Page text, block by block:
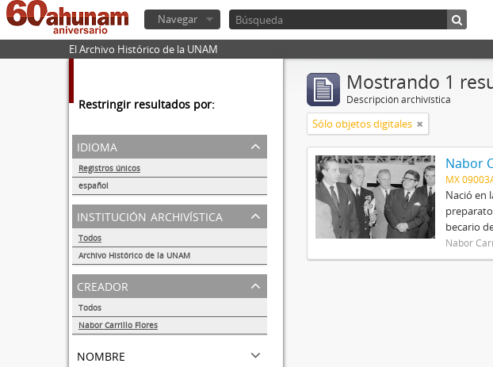
Navegar
El Archivo Histórico de la UNAM
Restringir resultados por:
idioma
Registros únicos
español
1
institución archivística
Todos
Archivo Histórico de la UNAM
1
creador
Todos
Nabor Carrillo Flores
nombre
Mostrando 1
Descripción archivística
Sólo objetos digitales
Nabor
MX
Nació en
becario
Nabor